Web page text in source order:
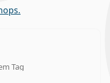
Tag
aus 5